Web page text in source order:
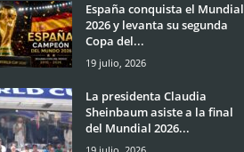
España conquista el Mundial
2026 y levanta su segunda
Copa del...
19 julio, 2026
La presidenta Claudia
Sheinbaum asiste a la final
del Mundial 2026...